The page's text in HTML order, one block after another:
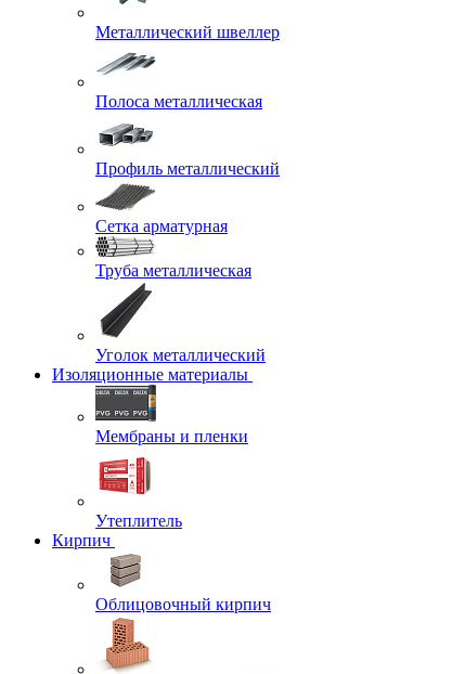
Металлический швеллер
Полоса металлическая
Профиль металлический
Сетка арматурная
Труба металлическая
Уголок металлический
Изоляционные материалы
Мембраны и пленки
Утеплитель
Кирпич
Облицовочный кирпич